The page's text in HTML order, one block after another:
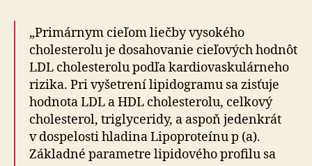
„Primárnym cieľom liečby vysokého
cholesterolu je do­sa­ho­vanie cie­ľo­vých hodnôt
LDL cholesterolu podľa kar­dio­vas­ku­lár­neho
rizika. Pri vy­šetrení lipi­do­gramu sa zisťuje
hod­nota LDL a HDL cholesterolu, cel­kový
cholesterol, tri­gly­ce­ridy, a aspoň jeden­krát
v dospelosti hla­dina Lipoproteínu p (a).
Základné para­metre lipi­do­vého profilu sa